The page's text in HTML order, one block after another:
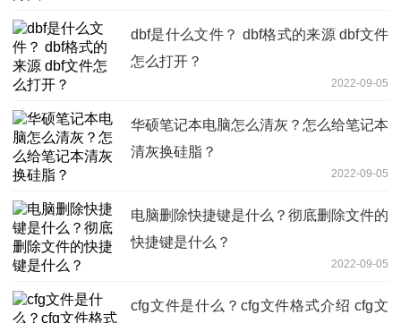
dbf是什么文件？ dbf格式的来源 dbf文件
怎么打开？
2022-09-05
华硕笔记本电脑怎么清灰？怎么给笔记本
清灰换硅脂？
2022-09-05
电脑删除快捷键是什么？彻底删除文件的
快捷键是什么？
2022-09-05
cfg文件是什么？cfg文件格式介绍 cfg文